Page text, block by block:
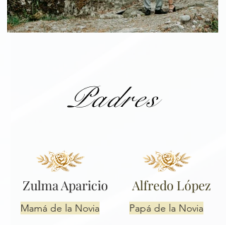
Zulma Aparicio
Mamá de la Novia
Alfredo López
Papá de la Novia
Padres